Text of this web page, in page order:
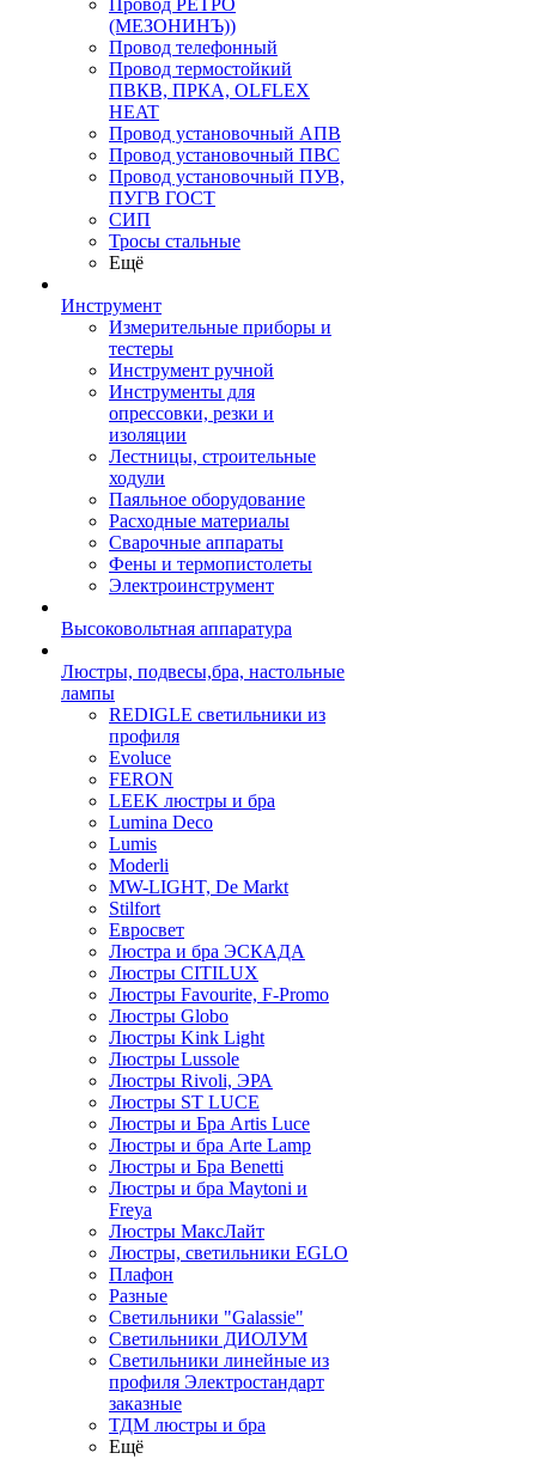
Провод РЕТРО
(МЕЗОНИНЪ))
Провод телефонный
Провод термостойкий
ПВКВ, ПРКА, OLFLEX
HEAT
Провод установочный АПВ
Провод установочный ПВС
Провод установочный ПУВ,
ПУГВ ГОСТ
СИП
Тросы стальные
Ещё
Инструмент
Измерительные приборы и
тестеры
Инструмент ручной
Инструменты для
опрессовки, резки и
изоляции
Лестницы, строительные
ходули
Паяльное оборудование
Расходные материалы
Сварочные аппараты
Фены и термопистолеты
Электроинструмент
Высоковольтная аппаратура
Люстры, подвесы,бра, настольные
лампы
REDIGLE светильники из
профиля
Evoluce
FERON
LEEK люстры и бра
Lumina Deco
Lumis
Moderli
MW-LIGHT, De Markt
Stilfort
Евросвет
Люстра и бра ЭСКАДА
Люстры CITILUX
Люстры Favourite, F-Promo
Люстры Globo
Люстры Kink Light
Люстры Lussole
Люстры Rivoli, ЭРА
Люстры ST LUCE
Люстры и Бра Artis Luce
Люстры и бра Arte Lamp
Люстры и Бра Benetti
Люстры и бра Maytoni и
Freya
Люстры МаксЛайт
Люстры, светильники EGLO
Плафон
Разные
Светильники "Galassie"
Светильники ДИОЛУМ
Светильники линейные из
профиля Электростандарт
заказные
ТДМ люстры и бра
Ещё